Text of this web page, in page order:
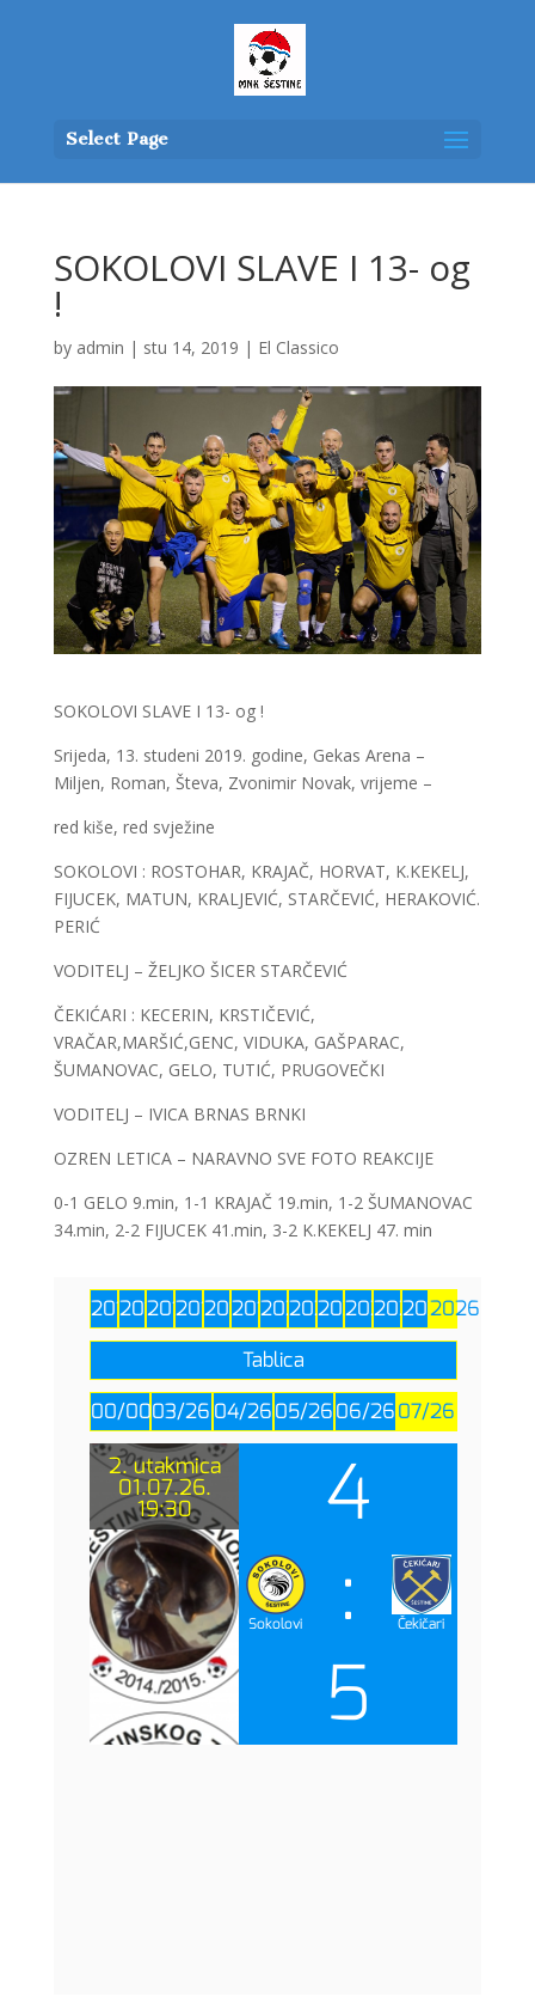
Select Page
SOKOLOVI SLAVE I 13- og
!
by admin | stu 14, 2019 | El Classico
SOKOLOVI SLAVE I 13- og !
Srijeda, 13. studeni 2019. godine, Gekas Arena –
Miljen, Roman, Števa, Zvonimir Novak, vrijeme –
red kiše, red svježine
SOKOLOVI : ROSTOHAR, KRAJAČ, HORVAT, K.KEKELJ,
FIJUCEK, MATUN, KRALJEVIĆ, STARČEVIĆ, HERAKOVIĆ.
PERIĆ
VODITELJ – ŽELJKO ŠICER STARČEVIĆ
ČEKIĆARI : KECERIN, KRSTIČEVIĆ,
VRAČAR,MARŠIĆ,GENC, VIDUKA, GAŠPARAC,
ŠUMANOVAC, GELO, TUTIĆ, PRUGOVEČKI
VODITELJ – IVICA BRNAS BRNKI
OZREN LETICA – NARAVNO SVE FOTO REAKCIJE
0-1 GELO 9.min, 1-1 KRAJAČ 19.min, 1-2 ŠUMANOVAC
34.min, 2-2 FIJUCEK 41.min, 3-2 K.KEKELJ 47. min